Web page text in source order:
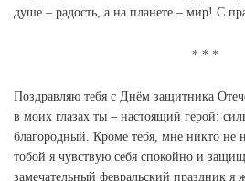
душе – радость, а на планете – мир! С
Поздравляю тебя с Днём защитника
в моих глазах ты – настоящий герой:
благородный. Кроме тебя, мне никто не
тобой я чувствую себя спокойно и
замечательный февральский праздник я